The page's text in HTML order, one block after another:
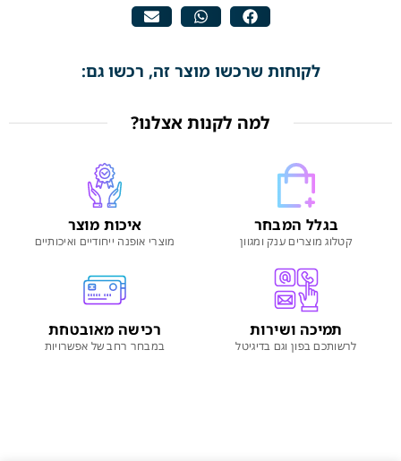
לקוחות שרכשו מוצר זה, רכשו גם:
למה לקנות אצלנו?
בגלל המבחר
קטלוג מוצרים ענק ומגוון
איכות מוצר
מוצרי אופנה ייחודיים ואיכותיים
תמיכה ושירות
לרשותכם בפון וגם בדיגיטל
רכישה מאובטחת
במבחר רחב של אפשרויות